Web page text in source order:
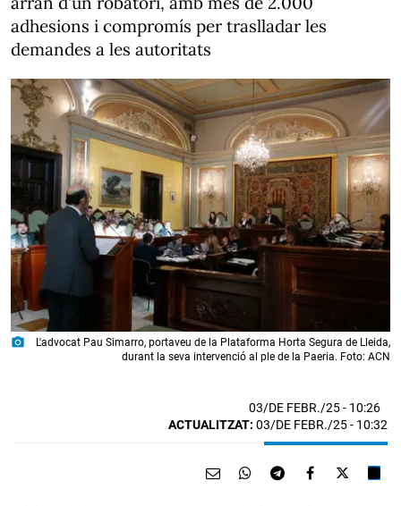
adhesions i compromís per traslladar les
demandes a les autoritats
photo_camera
L'advocat Pau Simarro, portaveu de la Plataforma Horta Segura de Lleida,
durant la seva intervenció al ple de la Paeria. Foto: ACN
03/DE FEBR./25- 10:26
ACTUALITZAT: 03/DE FEBR./25 - 10:32